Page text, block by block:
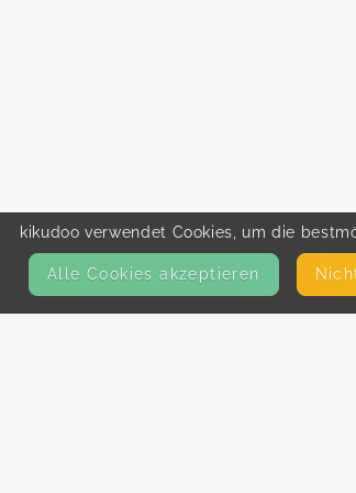
kikudoo verwendet Cookies, um die
Alle Cookies akzeptieren